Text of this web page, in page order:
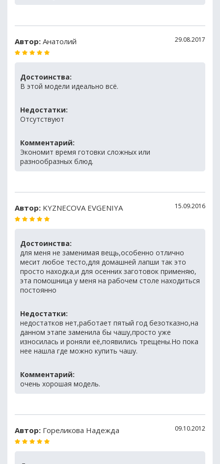
Автор: Анатолий 29.08.2017
Достоинства:
В этой модели идеально всё.
Недостатки:
Отсутствуют
Комментарий:
Экономит время готовки сложных или
разнообразных блюд.
Автор: KYZNECOVA EVGENIYA 15.09.2016
Достоинства:
для меня не заменимая вещь,особенно отлично
месит любое тесто,для домашней лапши так это
просто находка,и для осенних заготовок применяю,
эта помошница у меня на рабочем столе находиться
постоянно
Недостатки:
недостатков нет,работает пятый год безотказно,на
данном этапе заменила бы чашу,просто уже
износилась и роняли её,появились трещены.Но пока
нее нашла где можно купить чашу.
Комментарий:
очень хорошая модель.
Автор: Гореликова Надежда 09.10.2012